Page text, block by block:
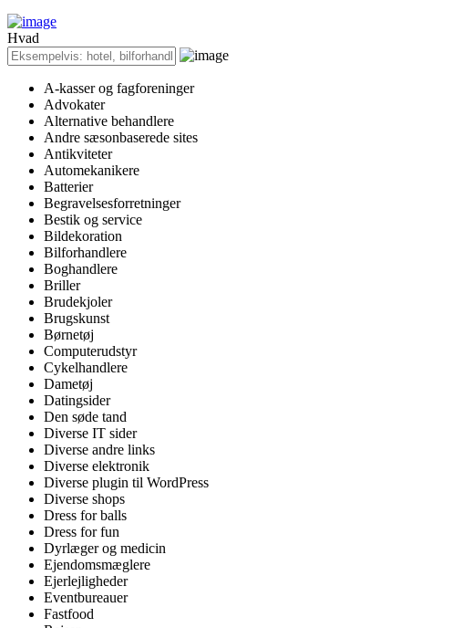
Hvad
A-kasser og fagforeninger
Advokater
Alternative behandlere
Andre sæsonbaserede sites
Antikviteter
Automekanikere
Batterier
Begravelsesforretninger
Bestik og service
Bildekoration
Bilforhandlere
Boghandlere
Briller
Brudekjoler
Brugskunst
Børnetøj
Computerudstyr
Cykelhandlere
Dametøj
Datingsider
Den søde tand
Diverse IT sider
Diverse andre links
Diverse elektronik
Diverse plugin til WordPress
Diverse shops
Dress for balls
Dress for fun
Dyrlæger og medicin
Ejendomsmæglere
Ejerlejligheder
Eventbureauer
Fastfood